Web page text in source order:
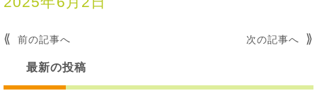
投
ビ
前の記事へ 次の記事へ
最新の投稿